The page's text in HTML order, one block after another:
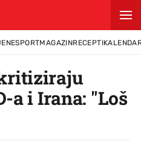
SPORTMAGAZINRECEPTI
a i Irana: "Loš